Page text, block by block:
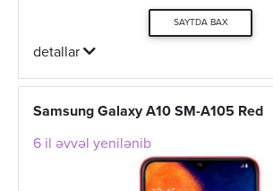
SAYTDA BAX
detallar
Samsung Galaxy A10 SM-A105 Red
6 il əvvəl yenilənib